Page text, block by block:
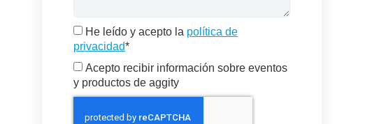
He leído y acepto la política de
privacidad*
Acepto recibir información sobre eventos
y productos de aggity